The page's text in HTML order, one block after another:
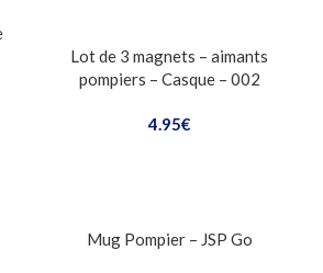
Lot de 3 magnets – aimants
pompiers – Casque – 002
4.95€
Mug Pompier – JSP Go